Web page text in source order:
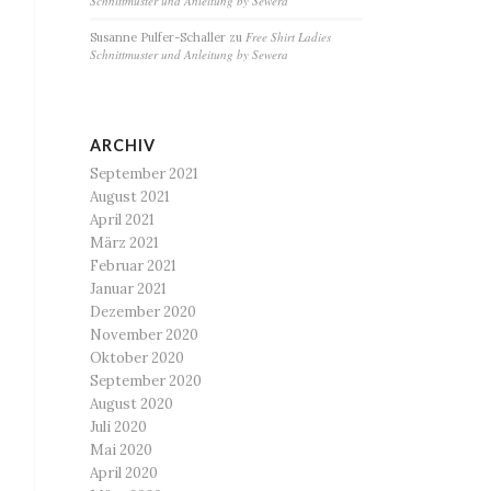
Susanne Pulfer-Schaller zuFree Shirt Ladies
Schnittmuster und Anleitung by Sewera
ARCHIV
September 2021
August 2021
April 2021
März 2021
Februar 2021
Januar 2021
Dezember 2020
November 2020
Oktober 2020
September 2020
August 2020
Juli 2020
Mai 2020
April 2020